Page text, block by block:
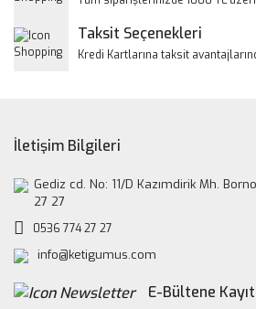
Taksit Seçenekleri
Kredi Kartlarına taksit
İletişim Bilgileri
Gediz cd. No: 11/D Kazımdirik Mh.
27 27
0536 774 27 27
info@ketigumus.com
E-Bültene